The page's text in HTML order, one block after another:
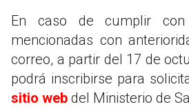
En caso de cumplir con
mencionadas con
correo, a partir del 17 de
podrá inscribirse para
sitio web del Ministerio de